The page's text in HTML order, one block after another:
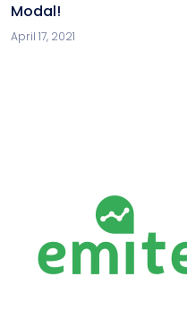
Modal!
April 17, 2021